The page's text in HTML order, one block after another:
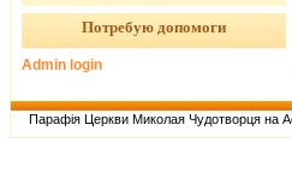
Потребую допомоги
Admin login
Парафія Церкви Миколая Чудотворця на